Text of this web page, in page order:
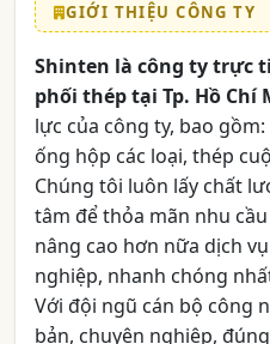
GIỚI THIỆU CÔNG TY
Shinten là công ty trực
phối thép tại Tp. Hồ Chí
lực của công ty, bao
ống hộp các loại, thép
Chúng tôi luôn lấy chất
tâm để thỏa mãn nhu
nâng cao hơn nữa dịch
nghiệp, nhanh chóng
Với đội ngũ cán bộ công
bản, chuyên nghiệp,